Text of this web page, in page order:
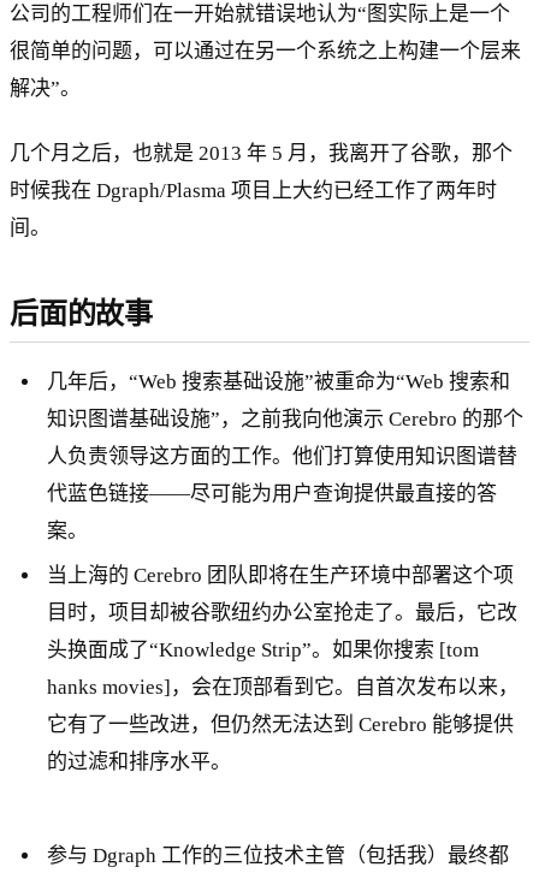
公司的工程师们在一开始就错误地认为“图实际上是一个
很简单的问题，可以通过在另一个系统之上构建一个层来
解决”。
几个月之后，也就是 2013 年 5 月，我离开了谷歌，那个
时候我在 Dgraph/Plasma 项目上大约已经工作了两年时
间。
后面的故事
几年后，“Web 搜索基础设施”被重命为“Web 搜索和
知识图谱基础设施”，之前我向他演示 Cerebro 的那个
人负责领导这方面的工作。他们打算使用知识图谱替
代蓝色链接——尽可能为用户查询提供最直接的答
案。
当上海的 Cerebro 团队即将在生产环境中部署这个项
目时，项目却被谷歌纽约办公室抢走了。最后，它改
头换面成了“Knowledge Strip”。如果你搜索 [tom
hanks movies]，会在顶部看到它。自首次发布以来，
它有了一些改进，但仍然无法达到 Cerebro 能够提供
的过滤和排序水平。
参与 Dgraph 工作的三位技术主管（包括我）最终都